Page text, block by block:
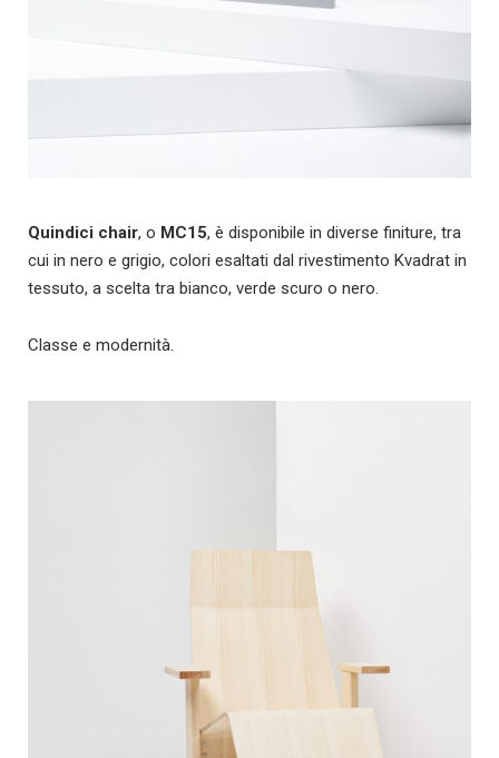
Quindici chair, o MC15, è disponibile in diverse finiture, tra
cui in nero e grigio, colori esaltati dal rivestimento Kvadrat in
tessuto, a scelta tra bianco, verde scuro o nero.
Classe e modernità.